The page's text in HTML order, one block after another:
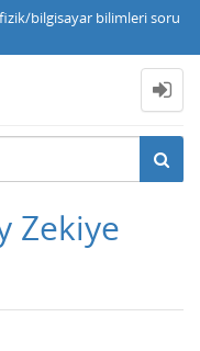
bilgisayar bilimleri soru
Zekiye